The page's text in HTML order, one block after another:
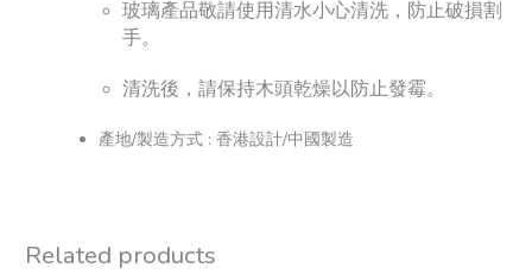
玻璃產品敬請使用清水小心清洗，防止破損割
手。
清洗後，請保持木頭乾燥以防止發霉。
產地/製造方式 : 香港設計/中國製造
Related products